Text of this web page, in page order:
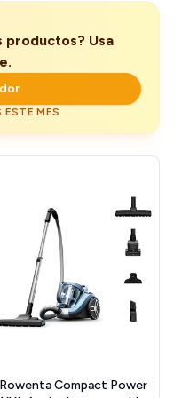
productos? Usa
ESTE MES
Rowenta Compact Power